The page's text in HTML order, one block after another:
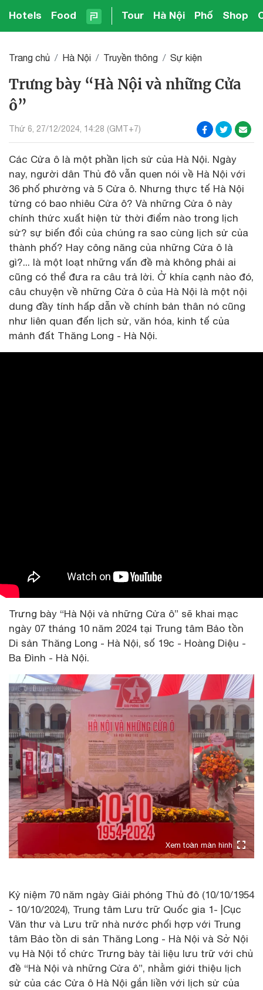
Hotels Food Tour Hà Nội Phố Shop
Trang chủ Hà Nội Truyền thông Sự kiện
Trưng bày “Hà Nội và những Cửa
ô”
Thứ 6, 27/12/2024, 14:28 (GMT+7)
Các Cửa ô là một phần lịch sử của Hà Nội. Ngày
nay, người dân Thủ đô vẫn quen nói về Hà Nội với
36 phố phường và 5 Cửa ô. Nhưng thực tế Hà Nội
từng có bao nhiêu Cửa ô? Và những Cửa ô này
chính thức xuất hiện từ thời điểm nào trong lịch
sử? sự biến đổi của chúng ra sao cùng lịch sử của
thành phố? Hay công năng của những Cửa ô là
gì?... là một loạt những vấn đề mà không phải ai
cũng có thể đưa ra câu trả lời. Ở khía cạnh nào đó,
câu chuyện về những Cửa ô của Hà Nội là một nội
dung đầy tính hấp dẫn về chính bản thân nó cũng
như liên quan đến lịch sử, văn hóa, kinh tế của
mảnh đất Thăng Long - Hà Nội.
Trưng bày “Hà Nội và những Cửa ô” sẽ khai mạc
ngày 07 tháng 10 năm 2024 tại Trung tâm Bảo tồn
Di sản Thăng Long - Hà Nội, số 19c - Hoàng Diệu -
Ba Đình - Hà Nội.
Xem toàn màn hình
Kỷ niệm 70 năm ngày Giải phóng Thủ đô (10/10/1954
- 10/10/2024), Trung tâm Lưu trữ Quốc gia 1- |Cục
Văn thư và Lưu trữ nhà nước phối hợp với Trung
tâm Bảo tồn di sản Thăng Long - Hà Nội và Sở Nội
vụ Hà Nội tổ chức Trưng bày tài liệu lưu trữ với chủ
đề “Hà Nội và những Cửa ô”, nhằm giới thiệu lịch
sử của các Cửa ô Hà Nội gắn liền với lịch sử của